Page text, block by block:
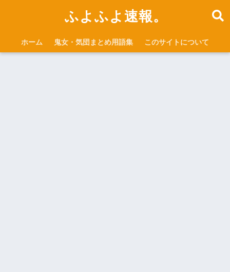
ふよふよ速報。
ホーム 鬼女・気団まとめ用語集 このサイトについて